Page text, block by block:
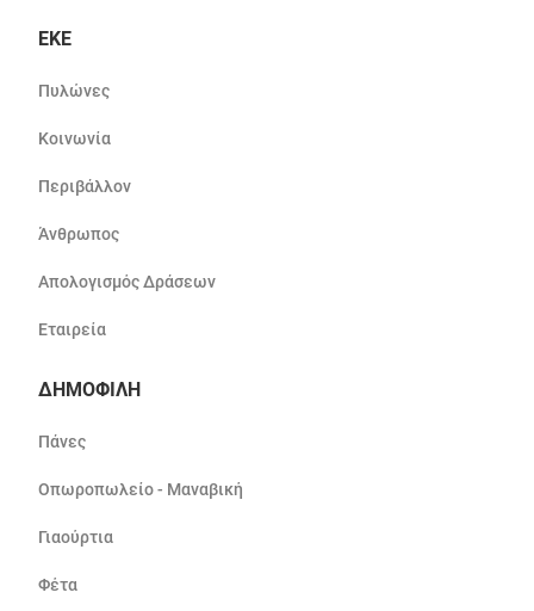
ΕΚΕ
Πυλώνες
Κοινωνία
Περιβάλλον
Άνθρωπος
Απολογισμός Δράσεων
Εταιρεία
ΔΗΜΟΦΙΛΗ
Πάνες
Οπωροπωλείο - Μαναβική
Γιαούρτια
Φέτα